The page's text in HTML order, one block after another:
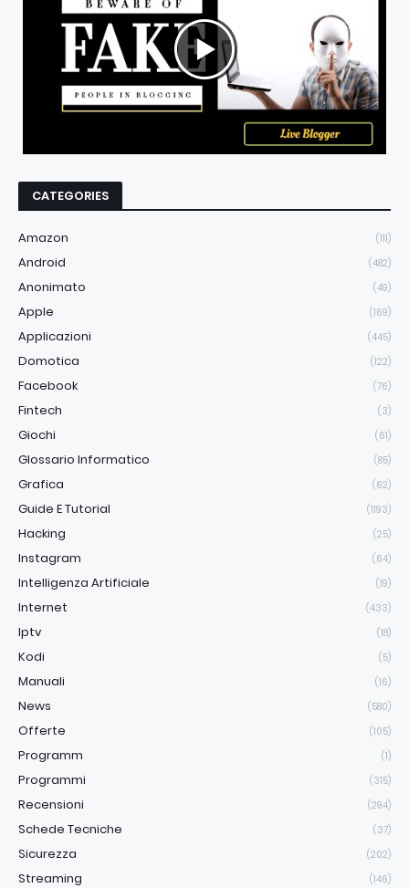
CATEGORIES
Amazon (111)
Android (482)
Anonimato (49)
Apple (169)
Applicazioni (445)
Domotica (122)
Facebook (76)
Fintech (3)
Giochi (61)
Glossario Informatico (85)
Grafica (62)
Guide E Tutorial (1193)
Hacking (25)
Instagram (64)
Intelligenza Artificiale (19)
Internet (433)
Iptv (18)
Kodi (5)
Manuali (16)
News (580)
Offerte (105)
Programm (1)
Programmi (315)
Recensioni (294)
Schede Tecniche (37)
Sicurezza (202)
Streaming (146)